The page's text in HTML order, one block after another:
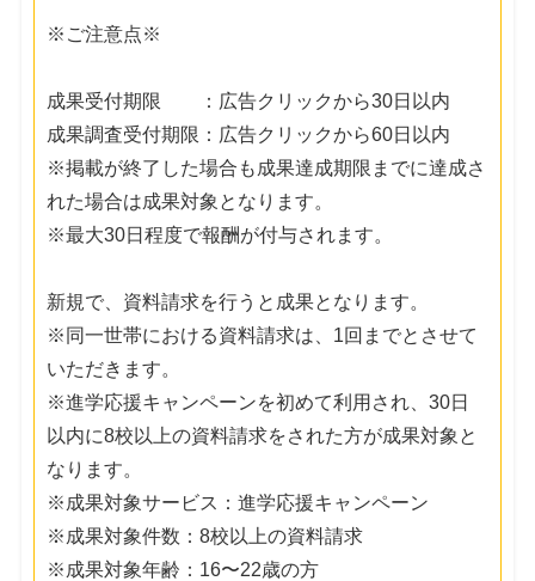
※ご注意点※
成果受付期限 ：広告クリックから30日以内
成果調査受付期限：広告クリックから60日以内
※掲載が終了した場合も成果達成期限までに達成さ
れた場合は成果対象となります。
※最大30日程度で報酬が付与されます。
新規で、資料請求を行うと成果となります。
※同一世帯における資料請求は、1回までとさせて
いただきます。
※進学応援キャンペーンを初めて利用され、30日
以内に8校以上の資料請求をされた方が成果対象と
なります。
※成果対象サービス：進学応援キャンペーン
※成果対象件数：8校以上の資料請求
※成果対象年齢：16〜22歳の方